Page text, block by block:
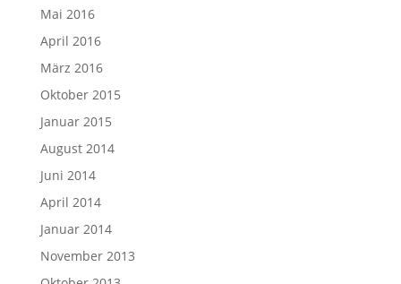
Mai 2016
April 2016
März 2016
Oktober 2015
Januar 2015
August 2014
Juni 2014
April 2014
Januar 2014
November 2013